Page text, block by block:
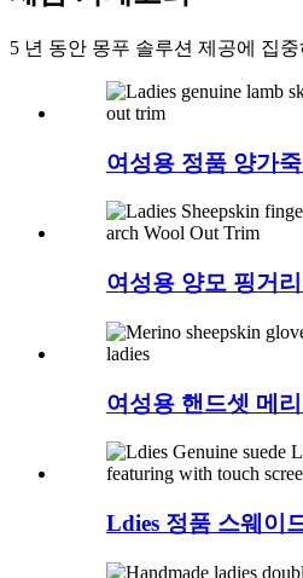
5 년 동안 몽푸 솔루션 제공에 집
여성용 정품 양가
여성용 양모 핑거
여성용 핸드셋 메
Ldies 정품 스웨이